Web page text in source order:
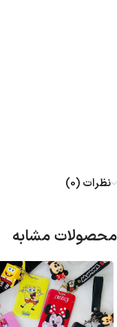
نظرات (0)
محصولات مشابه